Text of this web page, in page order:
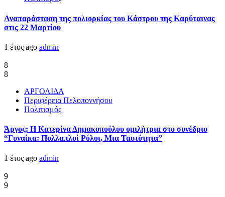
Αναπαράσταση της πολιορκίας του Κάστρου της Καρύταινας
στις 22 Μαρτίου
1 έτος ago admin
8
8
ΑΡΓΟΛΙΔΑ
Περιφέρεια Πελοποννήσου
Πολιτισμός
Άργος: Η Κατερίνα Δημακοπούλου ομιλήτρια στο συνέδριο
“Γυναίκα: Πολλαπλοί Ρόλοι, Μια Ταυτότητα”
1 έτος ago admin
9
9